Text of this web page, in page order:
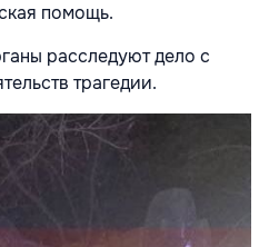
помощь.
расследуют дело с
трагедии.